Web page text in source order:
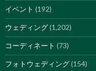
イベント (192)
ウェディング(1,202)
コーディネート (73)
フォトウェディング(154)